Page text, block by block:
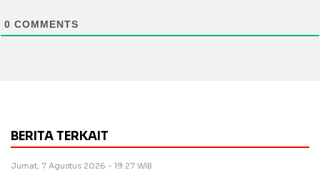
0 COMMENTS
BERITA TERKAIT
Jumat, 7 Agustus 2026 - 19:27 WIB